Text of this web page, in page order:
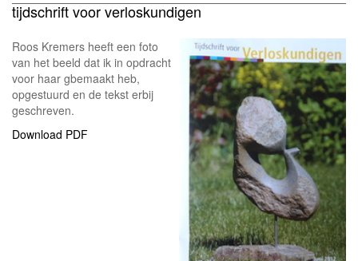
tijdschrift voor verloskundigen
Roos Kremers heeft een foto
van het beeld dat ik in opdracht
voor haar gbemaakt heb,
opgestuurd en de tekst erbij
geschreven.
Download PDF